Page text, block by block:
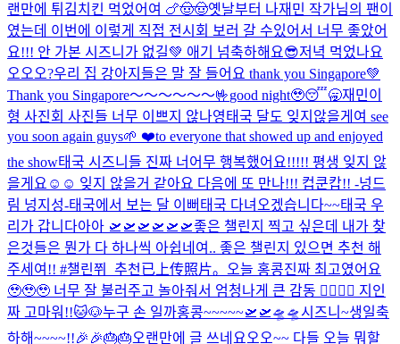
랜만에 튀김치킨 먹었어여 🍗🤠🤠옛날부터 나재민 작가님의 팬이
였는데 이번에 이렇게 직접 전시회 보러 갈 수있어서 너무 좋았어
요!!! 안 가본 시즈니가 없길💚 애기 넘축하해요😎저녁 먹었나요
오오오?우리 집 강아지들은 말 잘 들어요 thank you Singapore💚
Thank you Singapore～～～～～～🤟good night🥹😴🥱재민이
형 사진회 사진들 너무 이쁘지 않나영태국 달도 잊지않을게여 see
you soon again guys🌱 ❤️to everyone that showed up and enjoyed
the show태국 시즈니들 진짜 너어무 행복했어요!!!!! 평생 잊지 않
을게요☺️☺️ 잊지 않을거 같아요 다음에 또 만나!!! 컵쿤캅!! -넝드
림 넝지성-태국에서 보는 달 이뻐 태국 다녀오겠습니다~~태국 우
리가 갑니다아아 🛫🛫🛫🛫🛫🛫좋은 챌린지 찍고 싶은데 내가 찾
은것들은 뭔가 다 하나씩 아쉽네여.. 좋은 챌린지 있으면 추천 해
주세여!! #챌린쮜_추천已上传照片。
오늘 홍콩진짜 최고였어요
🥹🥹🥹 너무 잘 불러주고 놀아줘서 엄청나게 큰 감동 🙂‍↕️🙂‍↕️ 지인
짜 고마워!!🐱🐶누구 손 일까홍콩~~~~~🛫🛫🛸🛸 시즈니~생일축
하해~~~~!!🎉🎉🎂🎂오랜만에 글 쓰네요오오~~ 다들 오늘 뭐할